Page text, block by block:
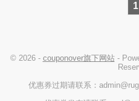
1
© 2026 - couponover旗下网站-
优惠券过期请联系：